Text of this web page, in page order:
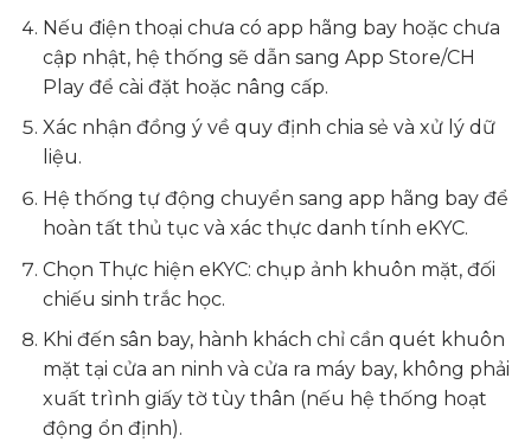
Nếu điện thoại chưa có app hãng bay hoặc chưa
cập nhật, hệ thống sẽ dẫn sang App Store/CH
Play để cài đặt hoặc nâng cấp.
Xác nhận đồng ý về quy định chia sẻ và xử lý dữ
liệu.
Hệ thống tự động chuyển sang app hãng bay để
hoàn tất thủ tục và xác thực danh tính eKYC.
Chọn Thực hiện eKYC: chụp ảnh khuôn mặt, đối
chiếu sinh trắc học.
Khi đến sân bay, hành khách chỉ cần quét khuôn
mặt tại cửa an ninh và cửa ra máy bay, không phải
xuất trình giấy tờ tùy thân (nếu hệ thống hoạt
động ổn định).